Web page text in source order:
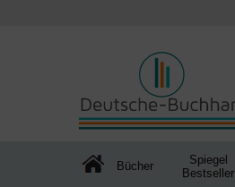
Bücher
Spiegel
Bestseller